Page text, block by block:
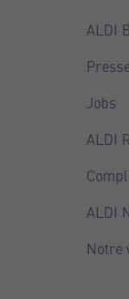
ALDI
Presse
Jobs
ALDI
ALDI
Notre